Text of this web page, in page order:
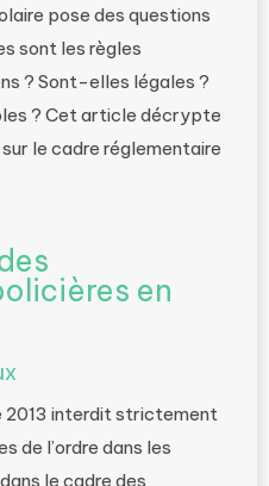
pose des questions
sont les règles
? Sont-elles légales ?
? Cet article décrypte
le cadre réglementaire
en
2013 interdit strictement
de l’ordre dans les
le cadre des